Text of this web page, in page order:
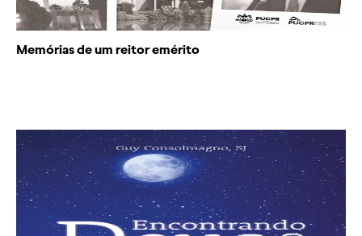
Memórias de um reitor emérito